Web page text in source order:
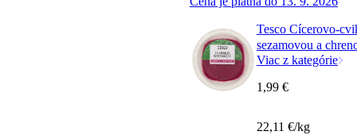
Tesco Cícerovo-
sezamovou a
Viac z kategórie
1,99 €
22,11 €/kg